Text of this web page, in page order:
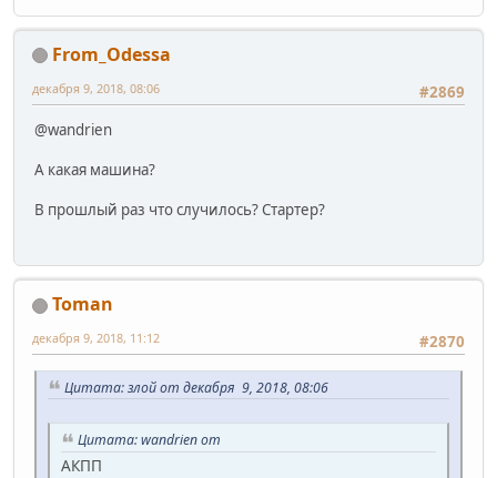
From_Odessa
#2869
декабря 9, 2018, 08:06
@wandrien
А какая машина?
В прошлый раз что случилось? Стартер?
Toman
#2870
декабря 9, 2018, 11:12
Цитата: злой от декабря 9, 2018, 08:06
Цитата: wandrien от
АКПП